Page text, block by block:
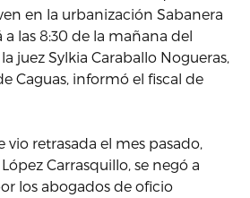
en la urbanización Sabanera
las 8:30 de la mañana del
juez Sylkia Caraballo Nogueras,
Caguas, informó el fiscal de
vio retrasada el mes pasado,
Carrasquillo, se negó a
los abogados de oficio